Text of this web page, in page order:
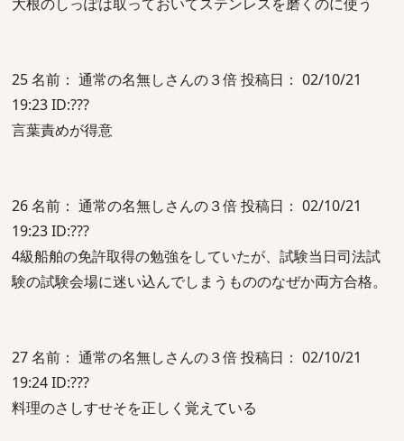
25 名前： 通常の名無しさんの３倍 投稿日： 02/10/21
19:23 ID:???
言葉責めが得意
26 名前： 通常の名無しさんの３倍 投稿日： 02/10/21
19:23 ID:???
4級船舶の免許取得の勉強をしていたが、試験当日司法試
験の試験会場に迷い込んでしまうもののなぜか両方合格。
27 名前： 通常の名無しさんの３倍 投稿日： 02/10/21
19:24 ID:???
料理のさしすせそを正しく覚えている